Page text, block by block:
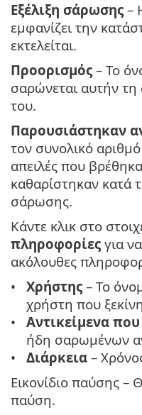
Εξέλιξη σάρωσης –
εμφανίζει την
εκτελείται.
Προορισμός – Το
σαρώνεται αυτήν τη
του.
Παρουσιάστηκαν
τον συνολικό
απειλές που
καθαρίστηκαν κατά
σάρωσης.
Κάντε κλικ στο
πληροφορίες για
ακόλουθες
Χρήστης – Το
χρήστη που
Αντικείμενα
ήδη σαρωμένων
Διάρκεια –
Εικονίδιο παύσης –
παύση.